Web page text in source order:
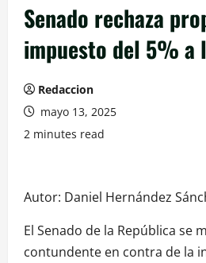
Senado rechaza
impuesto del 5% a
Redaccion
mayo 13, 2025
2 minutes read
Autor: Daniel Hernández
El Senado de la República se
contundente en contra de la